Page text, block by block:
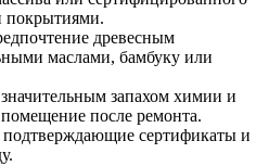
древесным
маслами, бамбуку или
запахом химии и
помещение после ремонта.
подтверждающие сертификаты и